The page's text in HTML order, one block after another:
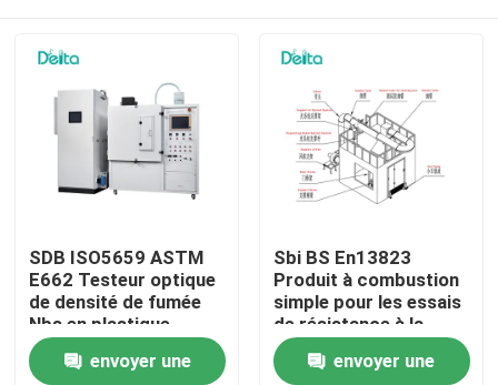
À la maison
SDB ISO5659 ASTM
E662 Testeur optique
de densité de fumée
Nbs en plastique
envoyer une
Sbi BS En13823
Produit à combustion
simple pour les essais
de résistance à la
flamme
envoyer une